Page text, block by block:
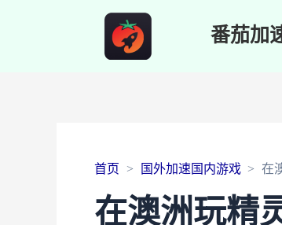
番茄加
首页 国外加速国内游戏 在
在澳洲玩精